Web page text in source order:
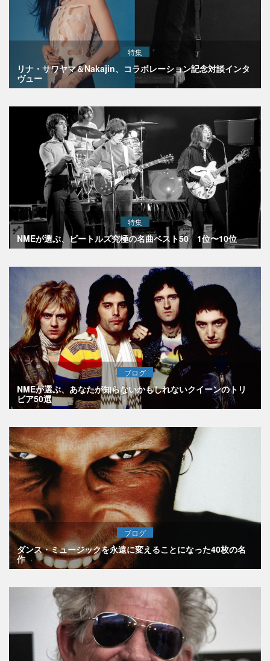
特集
リナ・サワヤマ＆Nakajin、コラボレーション記念対談インタ
ヴュー
特集
NMEが選ぶ、ビートルズ究極の名曲ベスト50 1位〜10位
ブログ
NMEが選ぶ、あなたが知らないかもしれないクイーンのトリ
ビア50選
ブログ
ダンス・ミュージックを永遠に変えることになった40枚の名
作